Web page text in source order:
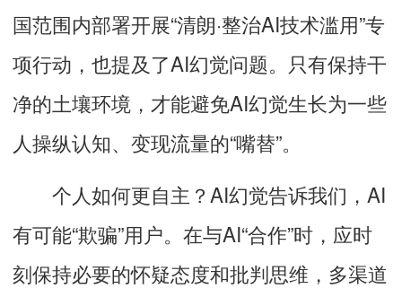
国范围内部署开展“清朗·整治AI技术滥用”专
项行动，也提及了AI幻觉问题。只有保持干
净的土壤环境，才能避免AI幻觉生长为一些
人操纵认知、变现流量的“嘴替”。
个人如何更自主？AI幻觉告诉我们，AI
有可能“欺骗”用户。在与AI“合作”时，应时
刻保持必要的怀疑态度和批判思维，多渠道